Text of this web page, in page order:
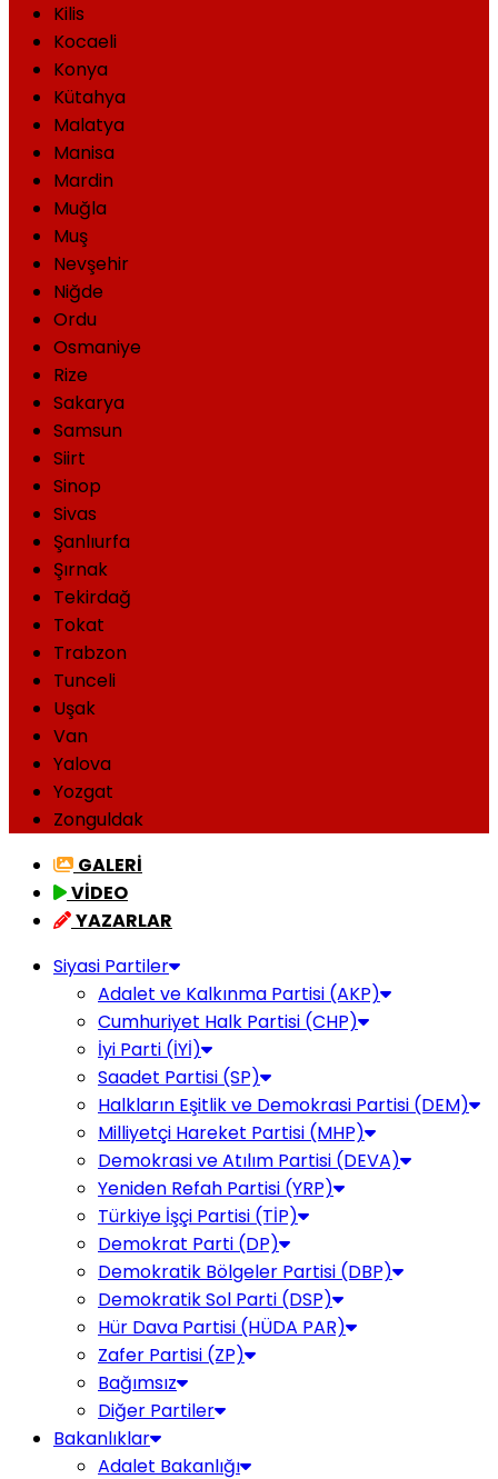
Kilis
Kocaeli
Konya
Kütahya
Malatya
Manisa
Mardin
Muğla
Muş
Nevşehir
Niğde
Ordu
Osmaniye
Rize
Sakarya
Samsun
Siirt
Sinop
Sivas
Şanlıurfa
Şırnak
Tekirdağ
Tokat
Trabzon
Tunceli
Uşak
Van
Yalova
Yozgat
Zonguldak
GALERİ
VİDEO
YAZARLAR
Siyasi Partiler
Adalet ve Kalkınma Partisi (AKP)
Cumhuriyet Halk Partisi (CHP)
İyi Parti (İYİ)
Saadet Partisi (SP)
Halkların Eşitlik ve Demokrasi Partisi (DEM)
Milliyetçi Hareket Partisi (MHP)
Demokrasi ve Atılım Partisi (DEVA)
Yeniden Refah Partisi (YRP)
Türkiye İşçi Partisi (TİP)
Demokrat Parti (DP)
Demokratik Bölgeler Partisi (DBP)
Demokratik Sol Parti (DSP)
Hür Dava Partisi (HÜDA PAR)
Zafer Partisi (ZP)
Bağımsız
Diğer Partiler
Bakanlıklar
Adalet Bakanlığı